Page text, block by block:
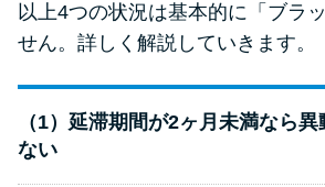
以上4つの状況は基本的に「ブラ
せん。詳しく解説していきます。
（1）延滞期間が2ヶ月未満なら
ない